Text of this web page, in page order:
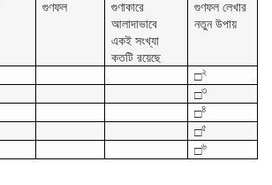
গুণফল
গুণাকারে
আলাদাভাবে
একই সংখ্যা
কতটি রয়েছে
গুণফল লেখার
নতুন উপায়
□২
□৩
□৪
□৫
□৬